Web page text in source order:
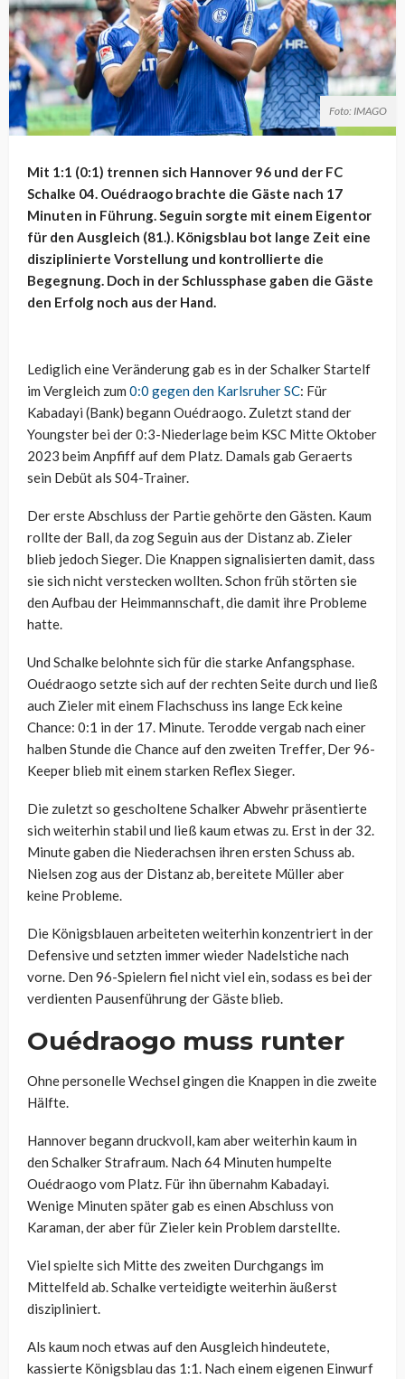
Foto: IMAGO
Mit 1:1 (0:1) trennen sich Hannover 96 und der FC
Schalke 04. Ouédraogo brachte die Gäste nach 17
Minuten in Führung. Seguin sorgte mit einem Eigentor
für den Ausgleich (81.). Königsblau bot lange Zeit eine
disziplinierte Vorstellung und kontrollierte die
Begegnung. Doch in der Schlussphase gaben die Gäste
den Erfolg noch aus der Hand.
Lediglich eine Veränderung gab es in der Schalker Startelf
im Vergleich zum 0:0 gegen den Karlsruher SC: Für
Kabadayi (Bank) begann Ouédraogo. Zuletzt stand der
Youngster bei der 0:3-Niederlage beim KSC Mitte Oktober
2023 beim Anpfiff auf dem Platz. Damals gab Geraerts
sein Debüt als S04-Trainer.
Der erste Abschluss der Partie gehörte den Gästen. Kaum
rollte der Ball, da zog Seguin aus der Distanz ab. Zieler
blieb jedoch Sieger. Die Knappen signalisierten damit, dass
sie sich nicht verstecken wollten. Schon früh störten sie
den Aufbau der Heimmannschaft, die damit ihre Probleme
hatte.
Und Schalke belohnte sich für die starke Anfangsphase.
Ouédraogo setzte sich auf der rechten Seite durch und ließ
auch Zieler mit einem Flachschuss ins lange Eck keine
Chance: 0:1 in der 17. Minute. Terodde vergab nach einer
halben Stunde die Chance auf den zweiten Treffer, Der 96-
Keeper blieb mit einem starken Reflex Sieger.
Die zuletzt so gescholtene Schalker Abwehr präsentierte
sich weiterhin stabil und ließ kaum etwas zu. Erst in der 32.
Minute gaben die Niederachsen ihren ersten Schuss ab.
Nielsen zog aus der Distanz ab, bereitete Müller aber
keine Probleme.
Die Königsblauen arbeiteten weiterhin konzentriert in der
Defensive und setzten immer wieder Nadelstiche nach
vorne. Den 96-Spielern fiel nicht viel ein, sodass es bei der
verdienten Pausenführung der Gäste blieb.
Ouédraogo muss runter
Ohne personelle Wechsel gingen die Knappen in die zweite
Hälfte.
Hannover begann druckvoll, kam aber weiterhin kaum in
den Schalker Strafraum. Nach 64 Minuten humpelte
Ouédraogo vom Platz. Für ihn übernahm Kabadayi.
Wenige Minuten später gab es einen Abschluss von
Karaman, der aber für Zieler kein Problem darstellte.
Viel spielte sich Mitte des zweiten Durchgangs im
Mittelfeld ab. Schalke verteidigte weiterhin äußerst
diszipliniert.
Als kaum noch etwas auf den Ausgleich hindeutete,
kassierte Königsblau das 1:1. Nach einem eigenen Einwurf